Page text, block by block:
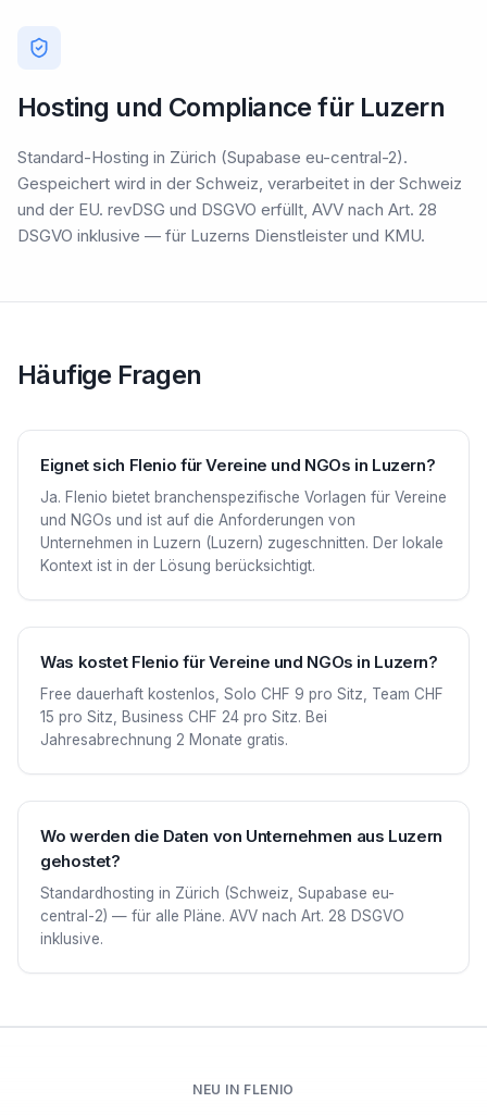
Hosting und Compliance für Luzern
Standard-Hosting in Zürich (Supabase eu-central-2).
Gespeichert wird in der Schweiz, verarbeitet in der Schweiz
und der EU. revDSG und DSGVO erfüllt, AVV nach Art. 28
DSGVO inklusive — für Luzerns Dienstleister und KMU.
Häufige Fragen
Eignet sich Flenio für Vereine und NGOs in Luzern?
Ja. Flenio bietet branchenspezifische Vorlagen für Vereine
und NGOs und ist auf die Anforderungen von
Unternehmen in Luzern (Luzern) zugeschnitten. Der lokale
Kontext ist in der Lösung berücksichtigt.
Was kostet Flenio für Vereine und NGOs in Luzern?
Free dauerhaft kostenlos, Solo CHF 9 pro Sitz, Team CHF
15 pro Sitz, Business CHF 24 pro Sitz. Bei
Jahresabrechnung 2 Monate gratis.
Wo werden die Daten von Unternehmen aus Luzern
gehostet?
Standardhosting in Zürich (Schweiz, Supabase eu-
central-2) — für alle Pläne. AVV nach Art. 28 DSGVO
inklusive.
NEU IN FLENIO